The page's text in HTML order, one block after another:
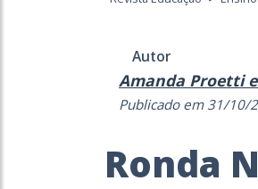
Autor
Amanda Proetti
Publicado em 31/10/
Ronda